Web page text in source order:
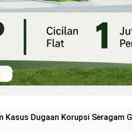
Seragam Gowa Rp16 Miliar